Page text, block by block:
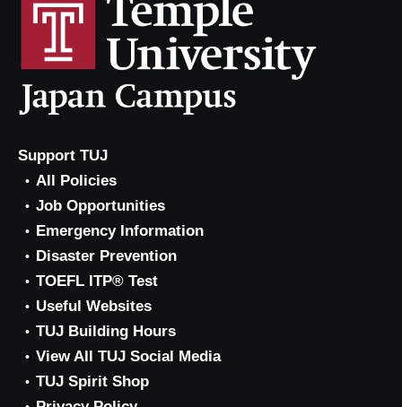
Support TUJ
All Policies
Job Opportunities
Emergency Information
Disaster Prevention
TOEFL ITP® Test
Useful Websites
TUJ Building Hours
View All TUJ Social Media
TUJ Spirit Shop